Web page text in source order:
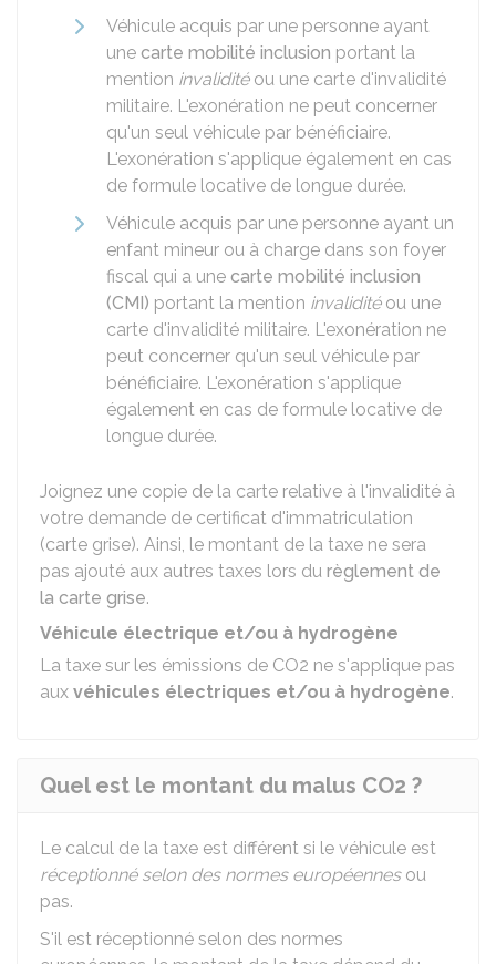
Véhicule acquis par une personne ayant
une carte mobilité inclusion portant la
mention invaliditéou une carte d'invalidité
militaire. L'exonération ne peut concerner
qu'un seul véhicule par bénéficiaire.
L'exonération s'applique également en cas
de formule locative de longue durée.
Véhicule acquis par une personne ayant un
enfant mineur ou à charge dans son foyer
fiscal qui a une carte mobilité inclusion
(CMI) portant la mention invaliditéou une
carte d'invalidité militaire. L'exonération ne
peut concerner qu'un seul véhicule par
bénéficiaire. L'exonération s'applique
également en cas de formule locative de
longue durée.
Joignez une copie de la carte relative à l'invalidité à
votre demande de certificat d'immatriculation
(carte grise). Ainsi, le montant de la taxe ne sera
pas ajouté aux autres taxes lors du règlement de
la carte grise.
Véhicule électrique et/ou à hydrogène
La taxe sur les émissions de CO2 ne s'applique pas
aux véhicules électriques et/ou à hydrogène.
Quel est le montant du malus CO2 ?
Le calcul de la taxe est différent si le véhicule est
réceptionné selon des normes européennesou
pas.
S'il est réceptionné selon des normes